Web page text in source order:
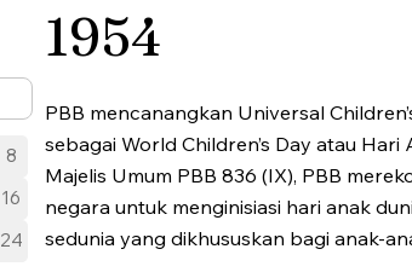
8
16
24
1954
PBB mencanangkan Universal
sebagai World Children’s Day atau Hari
Majelis Umum PBB 836 (IX), PBB
negara untuk menginisiasi hari anak
sedunia yang dikhususkan bagi anak-